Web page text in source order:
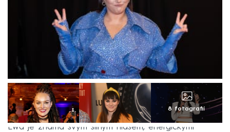
8 fotografií
Ewa je známá svým silným hlasem, energickými